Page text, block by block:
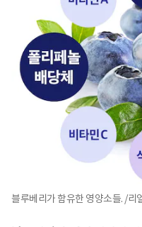
블루베리가 함유한 영양소들. /리